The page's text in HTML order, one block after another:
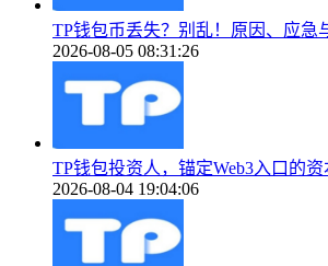
TP钱包币丢失？别乱！原因、应急
2026-08-05 08:31:26
TP钱包投资人，锚定Web3入口的
2026-08-04 19:04:06